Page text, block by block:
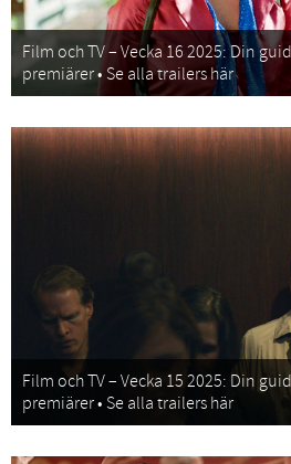
Film och TV – Vecka 16 2025: Din
premiärer • Se alla trailers här
Film och TV – Vecka 15 2025: Din
premiärer • Se alla trailers här